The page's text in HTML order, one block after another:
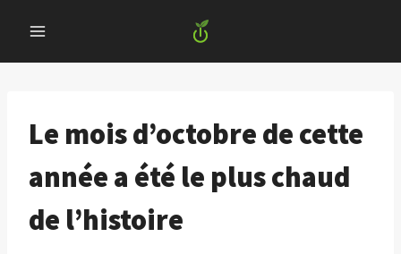
content
Le mois d’octobre de cette
année a été le plus chaud
de l’histoire